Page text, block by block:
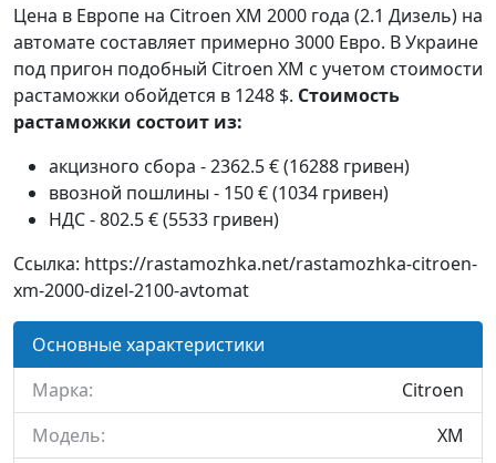
Цена в Европе на Citroen XM 2000 года (2.1 Дизель) на
автомате составляет примерно 3000 Евро. В Украине
под пригон подобный Citroen XM с учетом стоимости
растаможки обойдется в 1248 $. Стоимость
растаможки состоит из:
акцизного сбора - 2362.5 € (16288 гривен)
ввозной пошлины - 150 € (1034 гривен)
НДС - 802.5 € (5533 гривен)
Ссылка: https://rastamozhka.net/rastamozhka-citroen-
xm-2000-dizel-2100-avtomat
Основные характеристики
Марка:
Citroen
Модель:
XM